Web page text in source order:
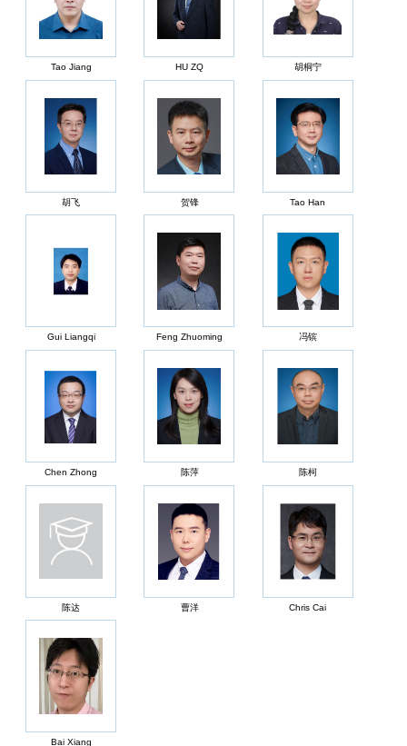
Tao Jiang HU ZQ 胡桐宁
胡飞 贺锋 Tao Han
Gui Liangqi Feng Zhuoming 冯镔
Chen Zhong 陈萍 陈柯
陈达 曹洋 Chris Cai
Bai Xiang